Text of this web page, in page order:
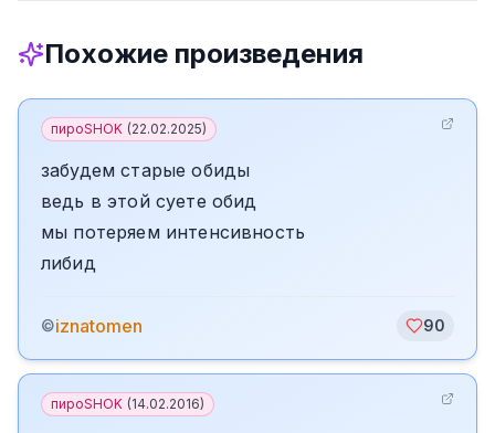
Похожие произведения
пироSHOK (22.02.2025)
забудем старые обиды
ведь в этой суете обид
мы потеряем интенсивность
либид
©iznatomen 90
пироSHOK (14.02.2016)